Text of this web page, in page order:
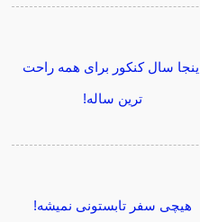
اینجا سال کنکور برای همه راحت
ترین ساله!
هیچی سفر تابستونی نمیشه!